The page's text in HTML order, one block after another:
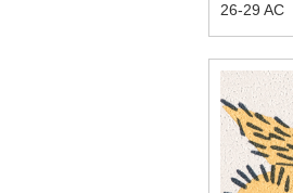
26-29 AC